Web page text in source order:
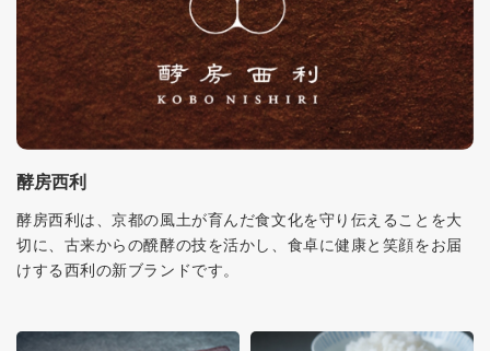
酵房西利
酵房西利は、京都の風土が育んだ食文化を守り伝えることを大
切に、古来からの醗酵の技を活かし、食卓に健康と笑顔をお届
けする西利の新ブランドです。